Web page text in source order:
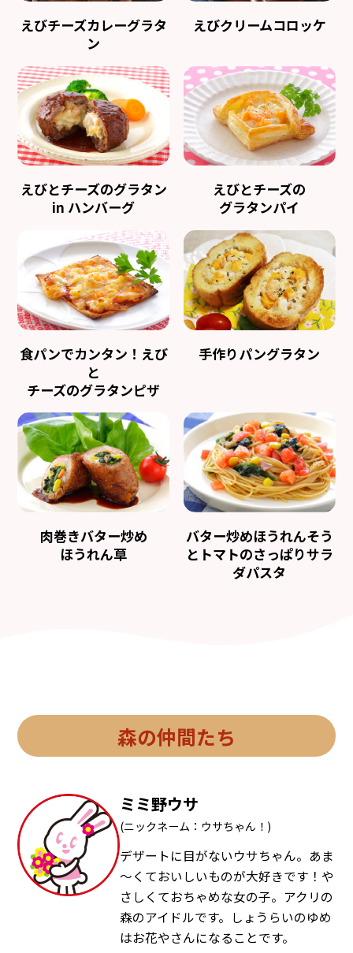
えびチーズカレーグラタ
ン
えびクリームコロッケ
えびとチーズのグラタン
in ハンバーグ
えびとチーズの
グラタンパイ
⾷パンでカンタン！えび
と
チーズのグラタンピザ
⼿作りパングラタン
⾁巻きバター炒め
ほうれん草
バター炒めほうれんそう
とトマトのさっぱりサラ
ダパスタ
森の仲間たち
ミミ野ウサ
(ニックネーム：ウサちゃん！)
デザートに目がないウサちゃん。あま
～くておいしいものが大好きです！や
さしくておちゃめな女の子。アクリの
森のアイドルです。しょうらいのゆめ
はお花やさんになることです。